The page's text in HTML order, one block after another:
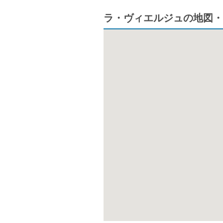
ラ・ヴィエルジュの地図